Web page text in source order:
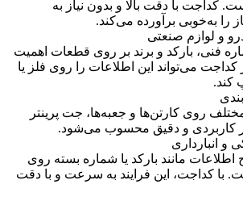
کداجت با دقت بالا و بدون نیاز به
را به‌خوبی برآورده می‌کند.
فنی، بارکد و برند بر روی قطعات اهمیت
کداجت می‌تواند این اطلاعات را روی فلز یا
کند.
روی کارتن‌ها و جعبه‌ها، جت پرینتر
کاربردی و دقیق محسوب می‌شود.
مانند بارکد یا شماره بسته روی
با کداجت، این فرایند به سرعت و با دقت